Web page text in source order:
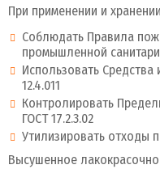
При применении и
Соблюдать Правила
промышленной
Использовать
12.4.011
Контролировать
ГОСТ 17.2.3.02
Утилизировать отходы
Высушенное